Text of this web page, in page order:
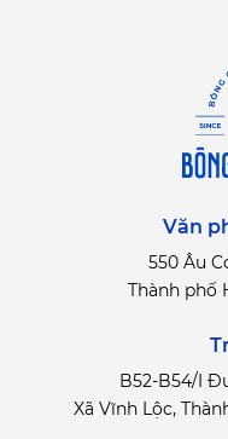
Văn
550 Âu
Thành phố
B52-B54/I
Xã Vĩnh Lộc,